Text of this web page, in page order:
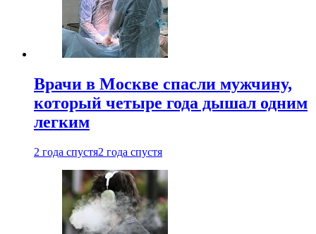
Врачи в Москве спасли мужчину,
который четыре года дышал одним
легким
2 года спустя2 года спустя